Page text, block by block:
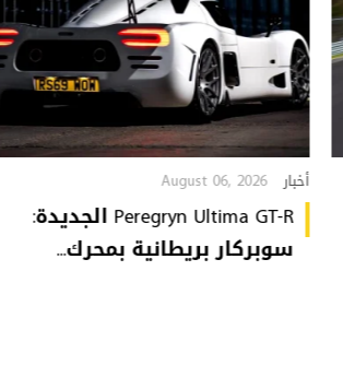
أخبار August 06, 2026
Peregryn Ultima GT-R الجديدة:
سوبركار بريطانية بمحرك...